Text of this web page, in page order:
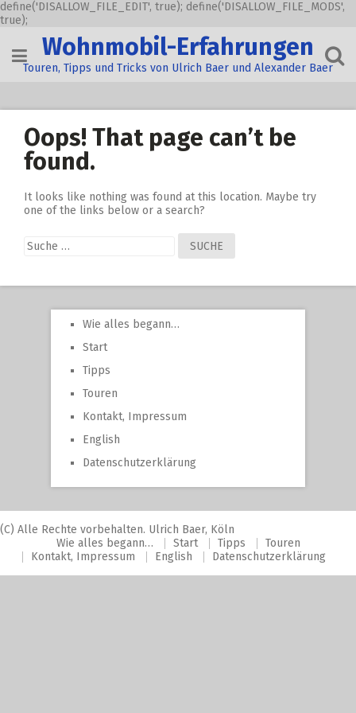
define('DISALLOW_FILE_EDIT', true); define('DISALLOW_FILE_MODS',
true);
content
Wohnmobil-Erfahrungen
Touren, Tipps und Tricks von Ulrich Baer und Alexander Baer
Oops! That page can’t be
found.
It looks like nothing was found at this location. Maybe try
one of the links below or a search?
Suche
nach:
Wie alles begann…
Start
Tipps
Touren
Kontakt, Impressum
English
Datenschutzerklärung
(C) Alle Rechte vorbehalten. Ulrich Baer, Köln
Wie alles begann…
Start Tipps
Touren
Kontakt, Impressum
English Datenschutzerklärung